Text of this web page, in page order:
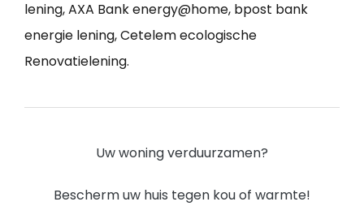
lening, AXA Bank energy@home, bpost bank
energie lening, Cetelem ecologische
Renovatielening.
Uw woning verduurzamen?
Bescherm uw huis tegen kou of warmte!